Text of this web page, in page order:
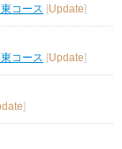
コース [Update]
コース [Update]